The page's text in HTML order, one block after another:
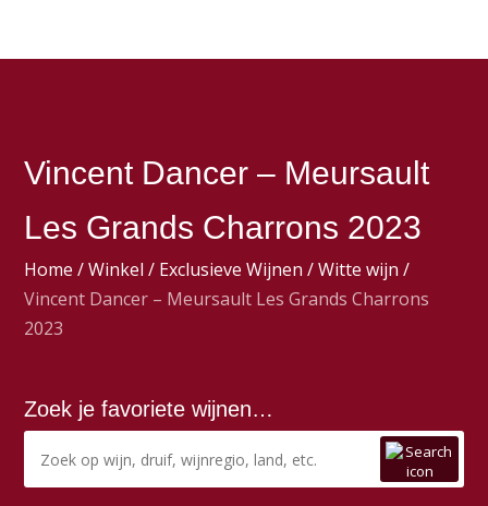
Vincent Dancer – Meursault
Les Grands Charrons 2023
Home /Winkel / Exclusieve Wijnen /Witte wijn /
Vincent Dancer – Meursault Les Grands Charrons
2023
Zoek je favoriete wijnen…